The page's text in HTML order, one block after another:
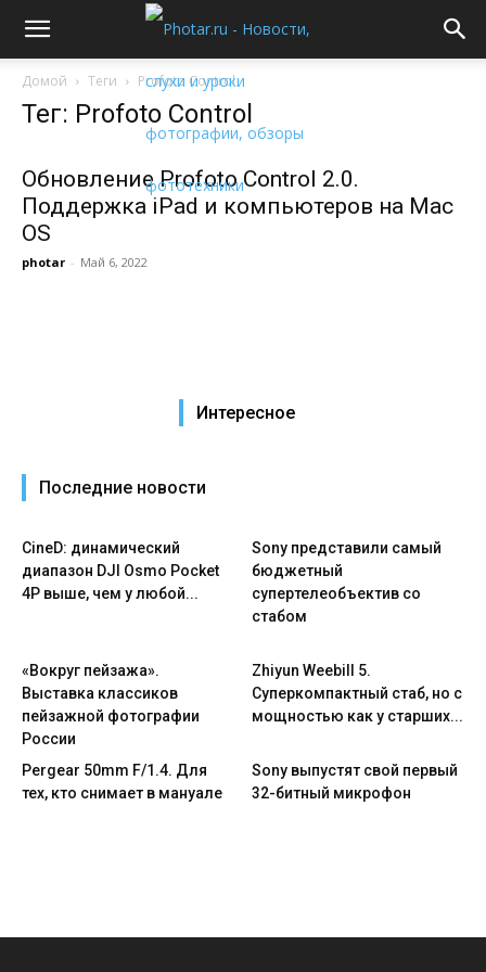
Домой Теги Profoto Control
Тег: Profoto Control
Обновление Profoto Control 2.0.
Поддержка iPad и компьютеров на Mac
OS
photar - Май 6, 2022
Интересное
Последние новости
CineD: динамический
диапазон DJI Osmo Pocket
4P выше, чем у любой...
Sony представили самый
бюджетный
супертелеобъектив со
стабом
«Вокруг пейзажа».
Выставка классиков
пейзажной фотографии
России
Zhiyun Weebill 5.
Cуперкомпактный стаб, но с
мощностью как у старших...
Pergear 50mm F/1.4. Для
тех, кто снимает в мануале
Sony выпустят свой первый
32-битный микрофон